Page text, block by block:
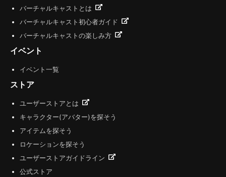
バーチャルキャストとは
バーチャルキャスト初心者ガイド
バーチャルキャストの楽しみ方
イベント
イベント一覧
ストア
ユーザーストアとは
キャラクター(アバター)を探そう
アイテムを探そう
ロケーションを探そう
ユーザーストアガイドライン
公式ストア